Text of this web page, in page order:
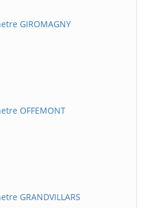
GIROMAGNY
OFFEMONT
GRANDVILLARS